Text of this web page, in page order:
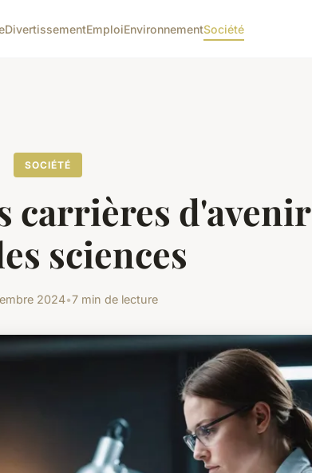
DivertissementEmploiEnvironnementSociété
SOCIÉTÉ
carrières d'avenir
sciences
2024•7 min de lecture